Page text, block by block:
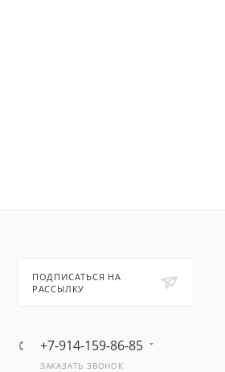
ПОДПИСАТЬСЯ НА
РАССЫЛКУ
+7-914-159-86-85
ЗАКАЗАТЬ ЗВОНОК